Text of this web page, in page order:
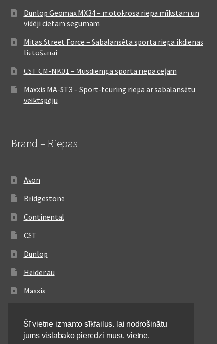
Dunlop Geomax MX34 – motokrosa riepa mīkstam un
vidēji cietam segumam
Mitas Street Force – Sabalansēta sporta riepa ikdienas
lietošanai
CST CM-NK01 – Mūsdienīga sporta riepa ceļam
Maxxis MA-ST3 – Sport-touring riepa ar sabalansētu
veiktspēju
Brand – Riepas
Avon
Bridgestone
Continental
CST
Dunlop
Heidenau
Maxxis
Michelin
Šī vietne izmanto sīkfailus, lai nodrošinātu
jums vislabāko pieredzi mūsu vietnē.